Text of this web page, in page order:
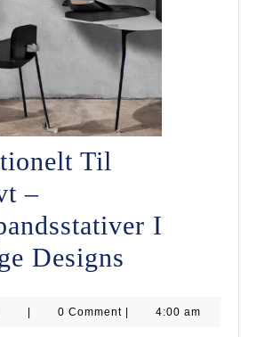
Til
–
I
Designs
Til
0 Comment 4:00 am